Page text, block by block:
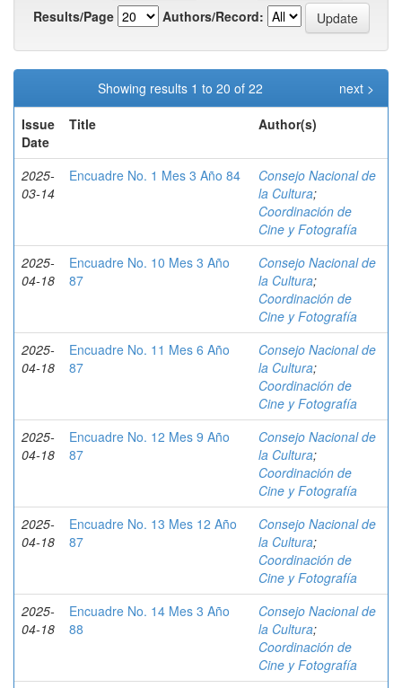
Results/Page
Authors/Record:
Showing results 1 to 20 of 22
next >
Issue
Date
Title Author(s)
2025-
03-14
Encuadre No. 1 Mes 3 Año 84
Consejo Nacional de
la Cultura;
Coordinación de
Cine y Fotografía
2025-
04-18
Encuadre No. 10 Mes 3 Año
87
Consejo Nacional de
la Cultura;
Coordinación de
Cine y Fotografía
2025-
04-18
Encuadre No. 11 Mes 6 Año
87
Consejo Nacional de
la Cultura;
Coordinación de
Cine y Fotografía
2025-
04-18
Encuadre No. 12 Mes 9 Año
87
Consejo Nacional de
la Cultura;
Coordinación de
Cine y Fotografía
2025-
04-18
Encuadre No. 13 Mes 12 Año
87
Consejo Nacional de
la Cultura;
Coordinación de
Cine y Fotografía
2025-
04-18
Encuadre No. 14 Mes 3 Año
88
Consejo Nacional de
la Cultura;
Coordinación de
Cine y Fotografía